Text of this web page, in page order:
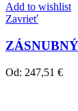
Add to wishlist
Zavrieť
Od: 247,51 €